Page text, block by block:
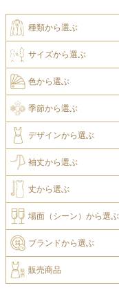
種類から選ぶ
サイズから選ぶ
色から選ぶ
季節から選ぶ
デザインから選ぶ
袖丈から選ぶ
丈から選ぶ
場面（シーン）から選ぶ
ブランドから選ぶ
販売商品